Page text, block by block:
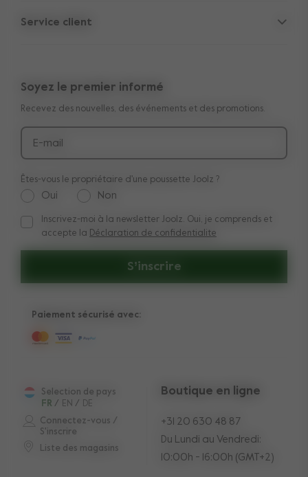
Pièces de rechange
Informations sur la société
Acheter le look
Médias et collaborations
Service client
Manuels
Livraison et paiement
Retours
Soyez le premier informé
Recevez des nouvelles, des événements et des promotions.
E-mail
S’inscrire
Êtes-vous le propriétaire d'une poussette Joolz ?
Oui Non
Inscrivez-moi à la newsletter Joolz. Oui, je comprends et
Inscrivez-moi à la newsletter Joolz. Oui, je comprends et
accepte la Déclaration de confidentialite
Connectez-vous /
S'inscrire
Liste des magasins
Selection de pays
EN
/
FR / DE
Boutique en ligne
+31 20 630 48 87
Du Lundi au Vendredi:
10:00h - 16:00h (GMT+2)
Paiement sécurisé avec: